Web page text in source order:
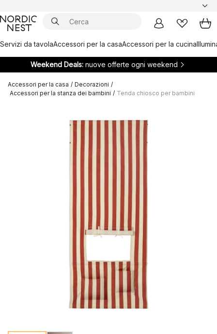
Servizi da tavolaAccessori per la casaAccessori per la cucina
Weekend Deals: nuove offerte ogni weekend
Accessori per la casa / Decorazioni /
Accessori per la stanza dei bambini / Tenda chiosco per bambini